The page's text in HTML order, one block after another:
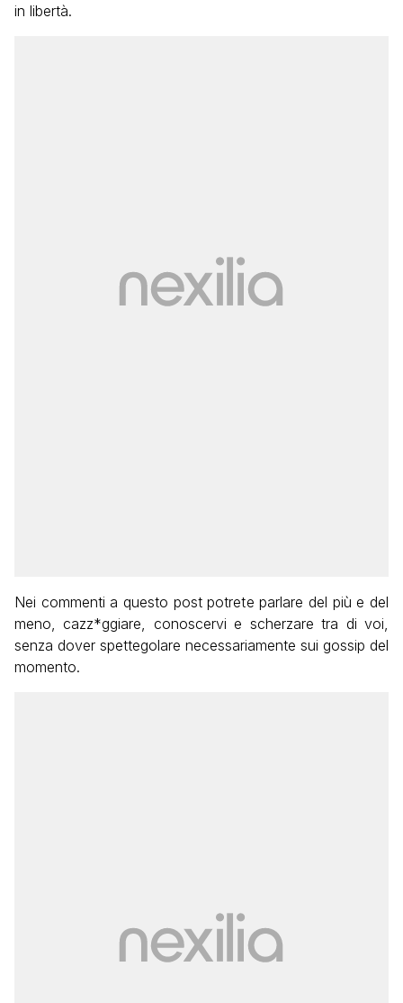
in libertà.
Nei commenti a questo post potrete parlare del più e del
meno, cazz*ggiare, conoscervi e scherzare tra di voi,
senza dover spettegolare necessariamente sui gossip del
momento.